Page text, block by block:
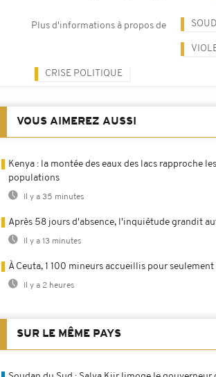
Plus d'informations à propos de
CRISE POLITIQUE
VOUS AIMEREZ AUSSI
Kenya : la montée des eaux des lacs rapproche
populations
Il y a 35 minutes
Après 58 jours d'absence, l'inquiétude grandit
Il y a 13 minutes
À Ceuta, 1 100 mineurs accueillis pour
Il y a 2 heures
SUR LE MÊME PAYS